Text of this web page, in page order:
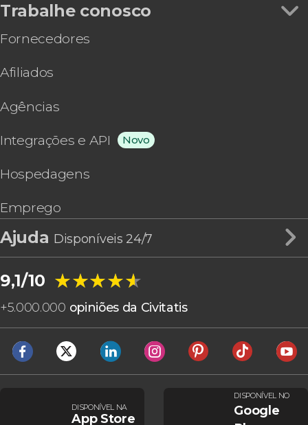
Trabalhe conosco
Fornecedores
Afiliados
Agências
Integrações e API Novo
Hospedagens
Emprego
Ajuda Disponíveis 24/7
9,1/10 ★★★★★
★★★★★
+5.000.000 opiniões da Civitatis
DISPONÍVEL NA
App Store
DISPONÍVEL NO
Google